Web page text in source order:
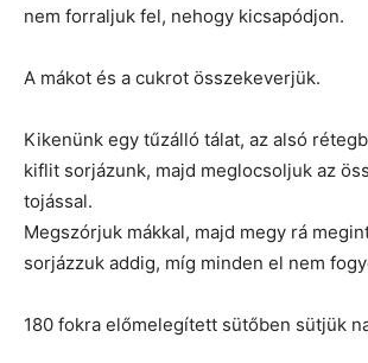
nem forraljuk fel, nehogy kicsapódjon.
A mákot és a cukrot összekeverjük.
Kikenünk egy tűzálló tálat, az alsó
kiflit sorjázunk, majd meglocsoljuk az
tojással.
Megszórjuk mákkal, majd megy rá
sorjázzuk addig, míg minden el nem
180 fokra előmelegített sütőben sütjük